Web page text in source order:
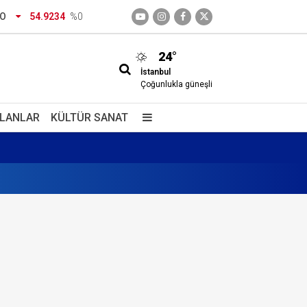
54.9234 %0
24°
İstanbul
Çoğunlukla güneşli
KÜLTÜR SANAT